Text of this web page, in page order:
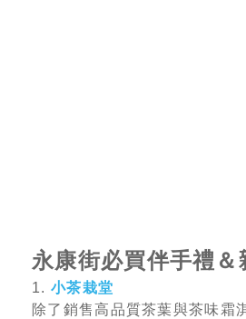
永康街必買伴手禮＆
1. 小茶栽堂
除了銷售高品質茶葉與茶味霜